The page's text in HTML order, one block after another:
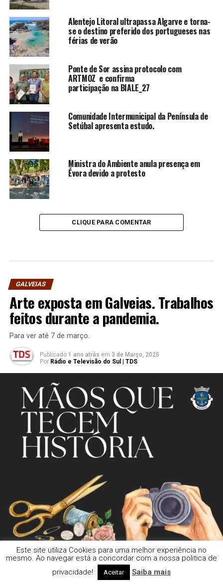
Alentejo Litoral ultrapassa Algarve e torna-
se o destino preferido dos portugueses nas
férias de verão
Ponte de Sor assina protocolo com
ARTMOZ e confirma
participação na BIALE_27
Comunidade Intermunicipal da Península de
Setúbal apresenta estudo.
Ministra do Ambiente anula presença em
Évora devido a protesto
CLIQUE PARA COMENTAR
GALVEIAS
Arte exposta em Galveias. Trabalhos
feitos durante a pandemia.
Para ver até 7 de março.
Publicado 1 ano atrás em 3 de Março, 2025
Por Rádio e Televisão do Sul | TDS
Este site utiliza Cookies para uma melhor experiência no
mesmo. Ao navegar está a concordar com a nossa politica de
privacidade!
Aceitar Saiba mais